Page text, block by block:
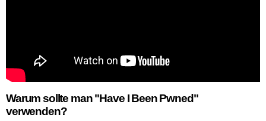
Warum sollte man "Have I Been Pwned"
verwenden?